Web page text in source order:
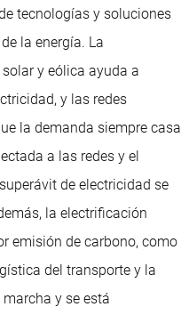
tecnologías y soluciones
la energía. La
y eólica ayuda a
y las redes
la demanda siempre casa
a las redes y el
de electricidad se
la electrificación
emisión de carbono, como
del transporte y la
y se está